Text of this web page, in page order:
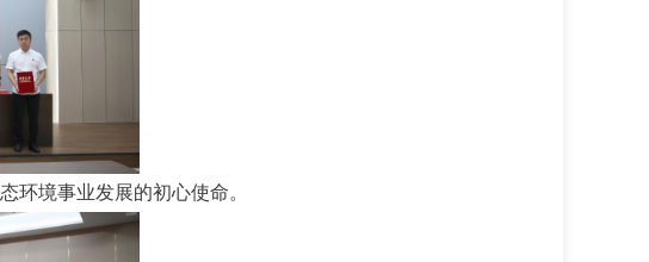
环境事业发展的初心使命。